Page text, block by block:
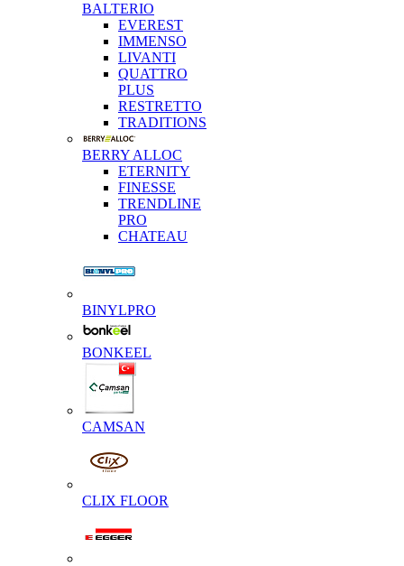
BALTERIO
EVEREST
IMMENSO
LIVANTI
QUATTRO
PLUS
RESTRETTO
TRADITIONS
BERRY ALLOC
ETERNITY
FINESSE
TRENDLINE
PRO
CHATEAU
BINYLPRO
BONKEEL
CAMSAN
CLIX FLOOR